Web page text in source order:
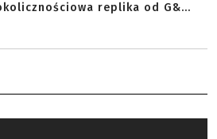
replika od G&...